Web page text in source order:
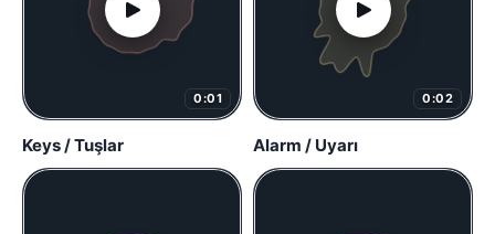
0:01
Keys / Tuşlar
0:02
Alarm / Uyarı